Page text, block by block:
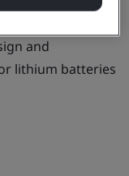
and
lithium batteries